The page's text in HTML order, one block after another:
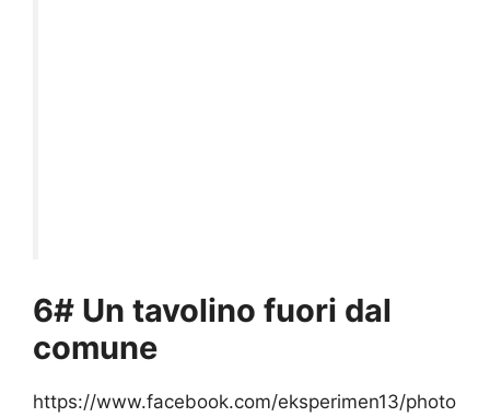
6# Un tavolino fuori dal
comune
https://www.facebook.com/eksperimen13/photo